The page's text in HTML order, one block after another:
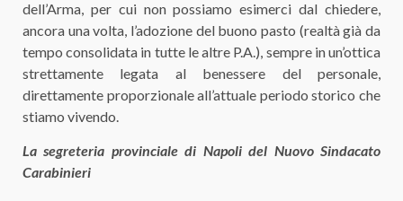
dell’Arma, per cui non possiamo esimerci dal chiedere,
ancora una volta, l’adozione del buono pasto (realtà già da
tempo consolidata in tutte le altre P.A.), sempre in un’ottica
strettamente legata al benessere del personale,
direttamente proporzionale all’attuale periodo storico che
stiamo vivendo.
La segreteria provinciale di Napoli del Nuovo Sindacato
Carabinieri